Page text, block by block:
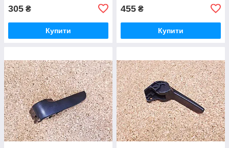
305 ₴
Купити
455 ₴
Купити